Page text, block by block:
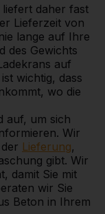
liefert daher fast
Lieferzeit von
lange auf Ihre
des Gewichts
auf
wichtig, dass
wo die
auf, um sich
Wir
Lieferung,
gibt. Wir
damit Sie mit
wir Sie
Beton in Ihrem